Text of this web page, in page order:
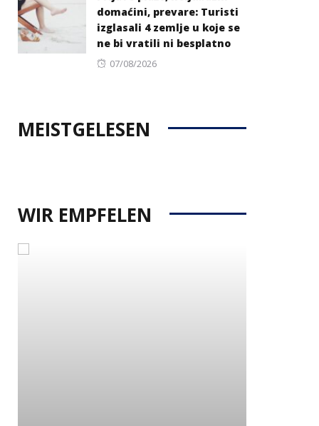
domaćini, prevare: Turisti
izglasali 4 zemlje u koje se
ne bi vratili ni besplatno
Posted
07/08/2026
MEISTGELESEN
WIR EMPFELEN